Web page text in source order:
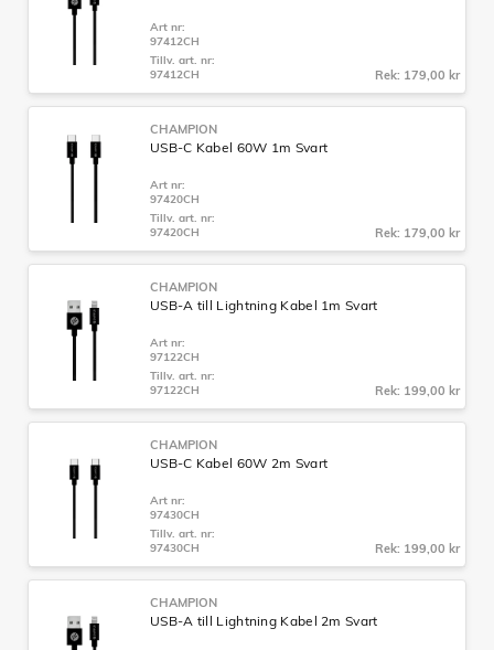
Art nr:
97412CH
Tillv. art. nr:
97412CH
Rek: 179,00 kr
CHAMPION
USB-C Kabel 60W 1m Svart
Art nr:
97420CH
Tillv. art. nr:
97420CH
Rek: 179,00 kr
CHAMPION
USB-A till Lightning Kabel 1m Svart
Art nr:
97122CH
Tillv. art. nr:
97122CH
Rek: 199,00 kr
CHAMPION
USB-C Kabel 60W 2m Svart
Art nr:
97430CH
Tillv. art. nr:
97430CH
Rek: 199,00 kr
CHAMPION
USB-A till Lightning Kabel 2m Svart